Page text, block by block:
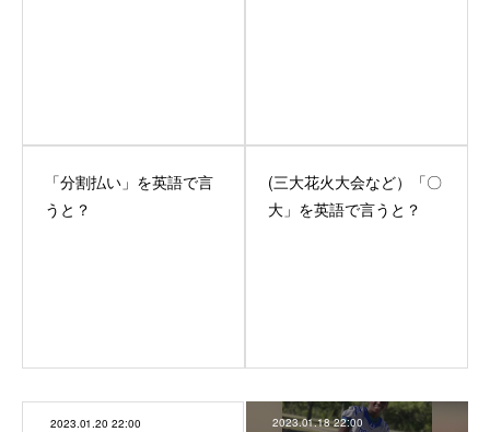
「分割払い」を英語で言
うと？
(三大花火大会など）「〇
大」を英語で言うと？
2023.01.20 22:00 2023.01.18 22:00